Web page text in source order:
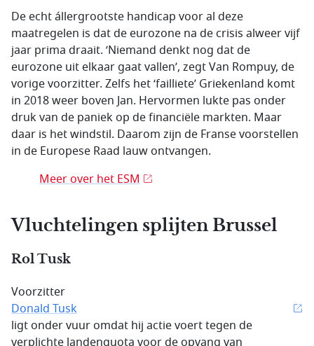
De echt állergrootste handicap voor al deze
maatregelen is dat de eurozone na de crisis alweer vijf
jaar prima draait. ‘Niemand denkt nog dat de
eurozone uit elkaar gaat vallen’, zegt Van Rompuy, de
vorige voorzitter. Zelfs het ‘failliete’ Griekenland komt
in 2018 weer boven Jan. Hervormen lukte pas onder
druk van de paniek op de financiële markten. Maar
daar is het windstil. Daarom zijn de Franse voorstellen
in de Europese Raad lauw ontvangen.
Meer over het ESM
Vluchtelingen splijten Brussel
Rol Tusk
Voorzitter
Donald Tusk
ligt onder vuur omdat hij actie voert tegen de
verplichte landenquota voor de opvang van